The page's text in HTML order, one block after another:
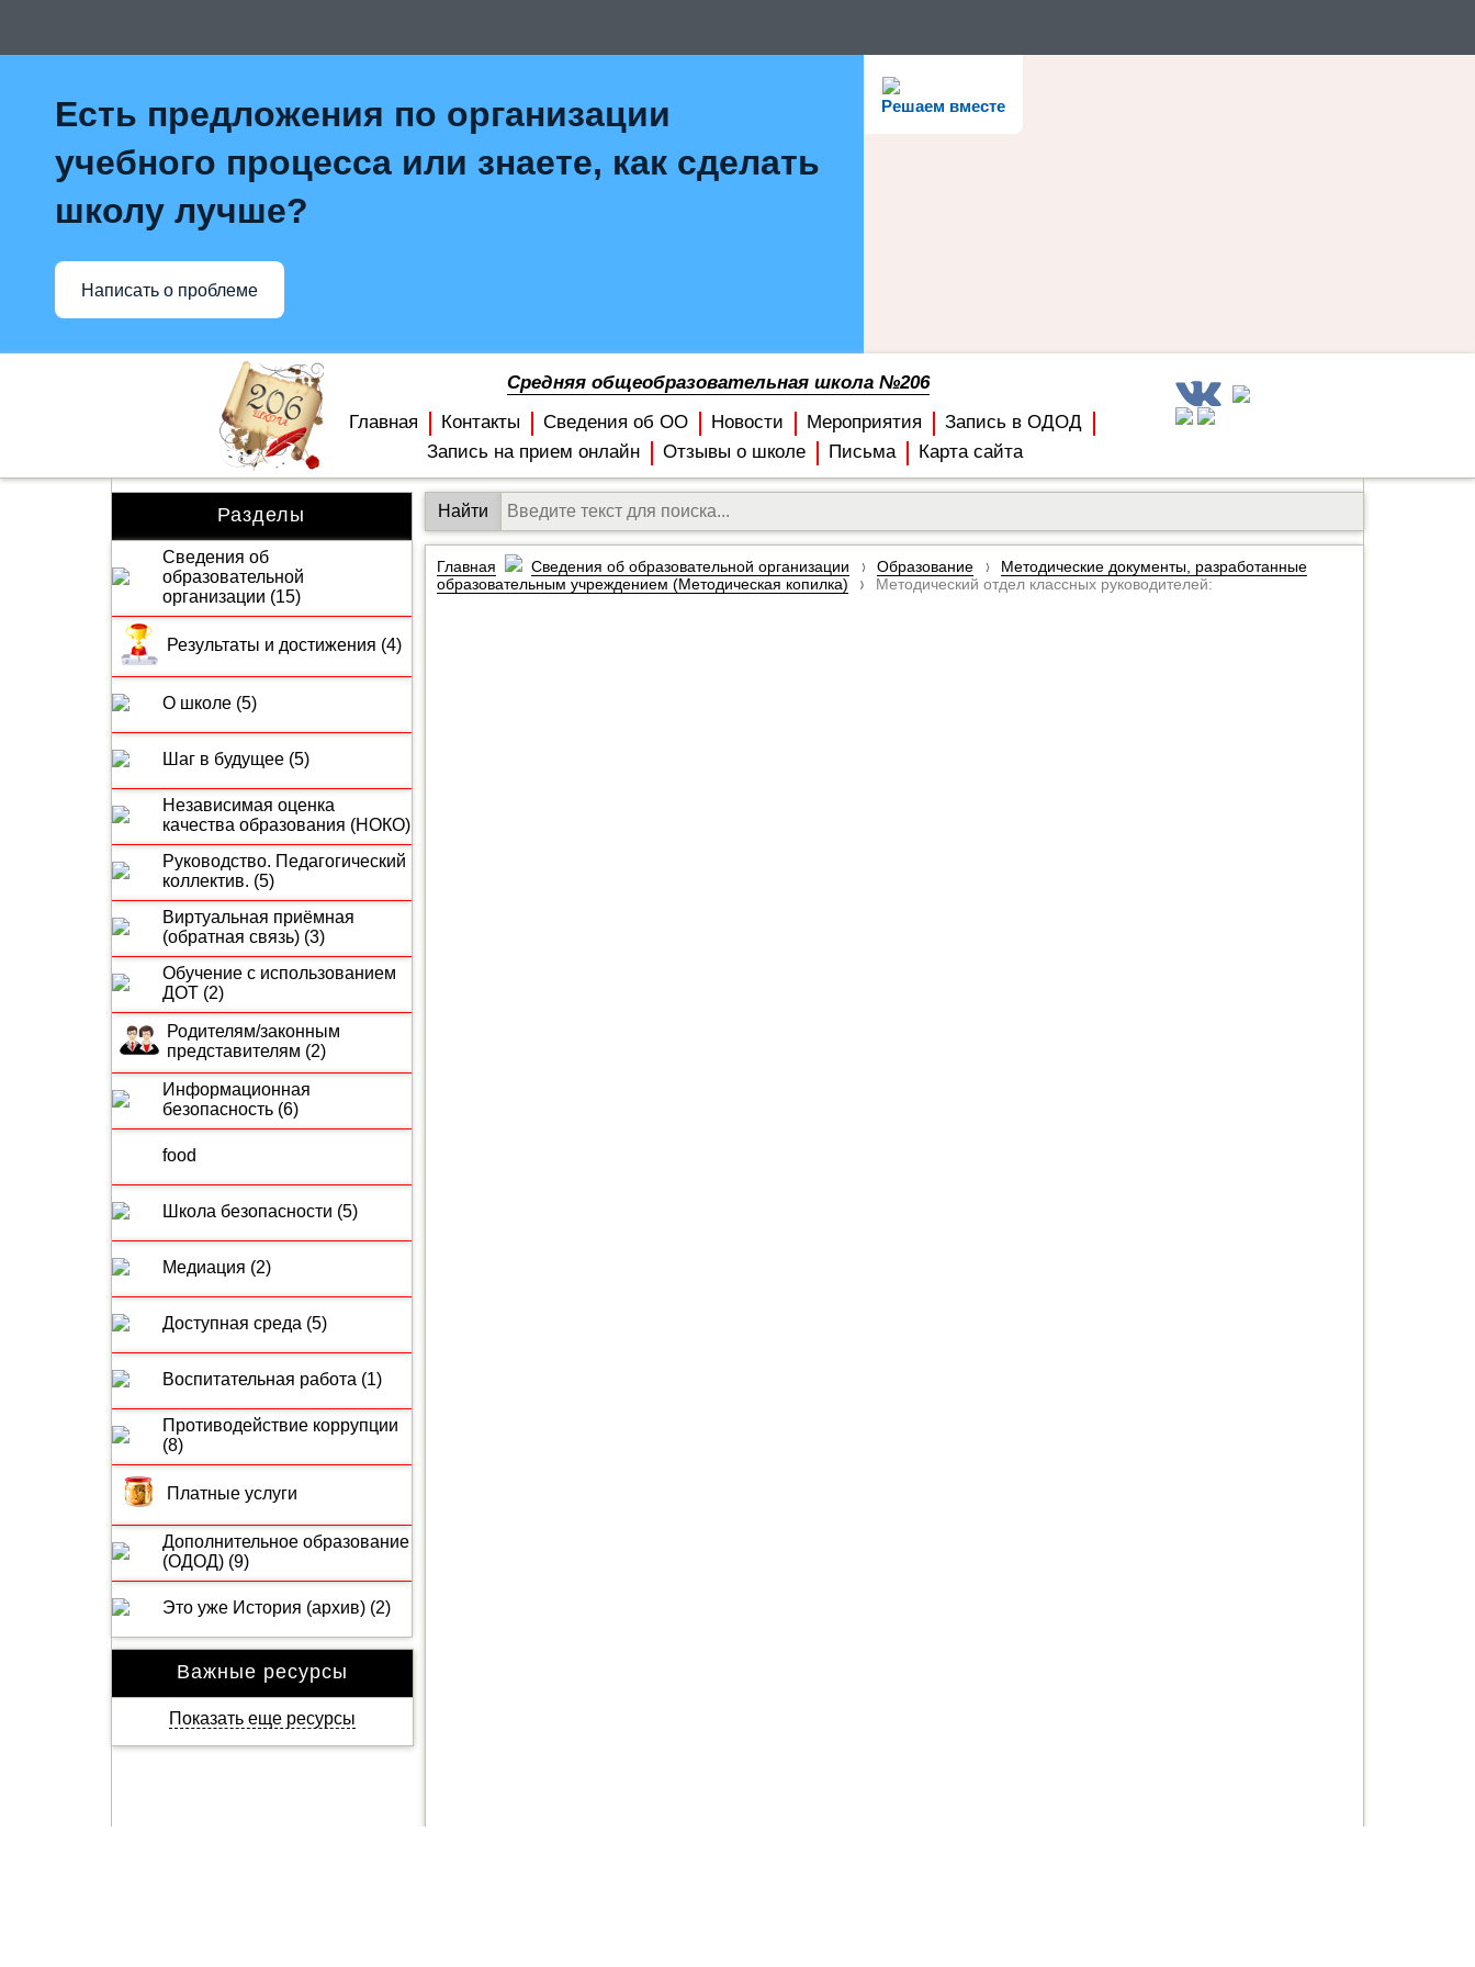
Решаем вместе
Есть предложения по организации
учебного процесса или знаете, как сделать
школу лучше?
Написать о проблеме
Средняя общеобразовательная школа №206
Главная
Контакты Сведения об ОО Новости Мероприятия
Запись в ОДОД
Запись на прием онлайн
Отзывы о школе Письма Карта сайта
Разделы
Сведения об
образовательной
организации (15)
Результаты и достижения (4)
О школе (5)
Шаг в будущее (5)
Независимая оценка
качества образования (НОКО)
Руководство. Педагогический
коллектив. (5)
Виртуальная приёмная
(обратная связь) (3)
Обучение с использованием
ДОТ (2)
Родителям/законным
представителям (2)
Информационная
безопасность (6)
food
Школа безопасности (5)
Медиация (2)
Доступная среда (5)
Воспитательная работа (1)
Противодействие коррупции
(8)
Платные услуги
Дополнительное образование
(ОДОД) (9)
Это уже История (архив) (2)
Важные ресурсы
Показать еще ресурсы
Главная Сведения об образовательной организации Образование
Методические документы, разработанные
образовательным учреждением (Методическая копилка)
Методический отдел классных руководителей: